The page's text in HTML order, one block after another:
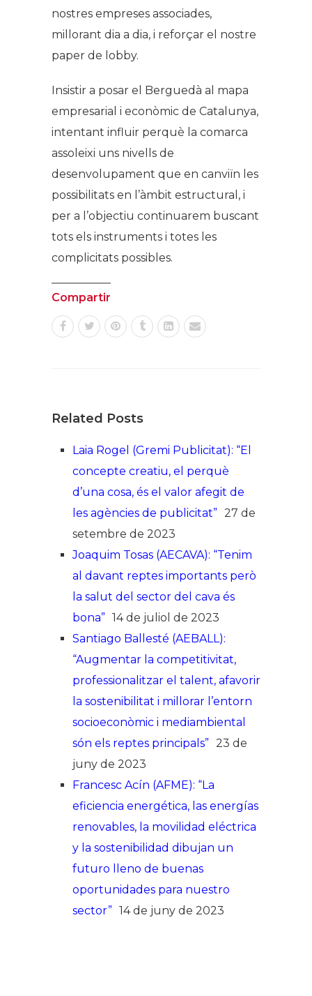
nostres empreses associades,
millorant dia a dia, i reforçar el nostre
paper de lobby.
Insistir a posar el Berguedà al mapa
empresarial i econòmic de Catalunya,
intentant influir perquè la comarca
assoleixi uns nivells de
desenvolupament que en canviïn les
possibilitats en l’àmbit estructural, i
per a l’objectiu continuarem buscant
tots els instruments i totes les
complicitats possibles.
Compartir
Related Posts
Laia Rogel (Gremi Publicitat): “El
concepte creatiu, el perquè
d’una cosa, és el valor afegit de
les agències de publicitat” 27 de
setembre de 2023
Joaquim Tosas (AECAVA): “Tenim
al davant reptes importants però
la salut del sector del cava és
bona” 14 de juliol de 2023
Santiago Ballesté (AEBALL):
“Augmentar la competitivitat,
professionalitzar el talent, afavorir
la sostenibilitat i millorar l’entorn
socioeconòmic i mediambiental
són els reptes principals” 23 de
juny de 2023
Francesc Acín (AFME): “La
eficiencia energética, las energías
renovables, la movilidad eléctrica
y la sostenibilidad dibujan un
futuro lleno de buenas
oportunidades para nuestro
sector” 14 de juny de 2023